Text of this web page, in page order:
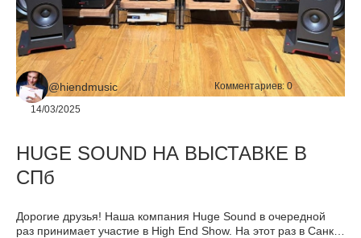
@hiendmusic
14/03/2025
Комментариев:0
HUGE SOUND НА ВЫСТАВКЕ В
СПб
Дорогие друзья! Наша компания Huge Sound в очередной
раз принимает участие в High End Show. На этот раз в Санкт